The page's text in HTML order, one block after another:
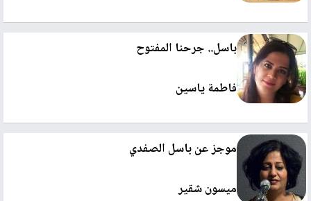
باسل.. جرحنا المفتوح
فاطمة ياسين
موجز عن باسل الصفدي
ميسون شقير